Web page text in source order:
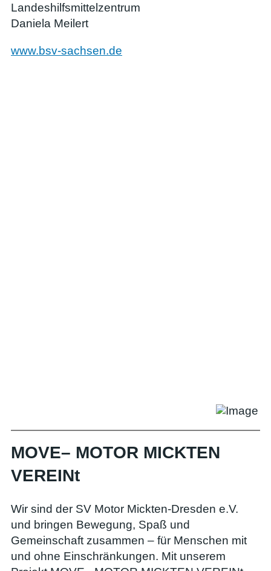
Landeshilfsmittelzentrum
Daniela Meilert
www.bsv-sachsen.de
MOVE– MOTOR MICKTEN
VEREINt
Wir sind der SV Motor Mickten-Dresden e.V.
und bringen Bewegung, Spaß und
Gemeinschaft zusammen – für Menschen mit
und ohne Einschränkungen. Mit unserem